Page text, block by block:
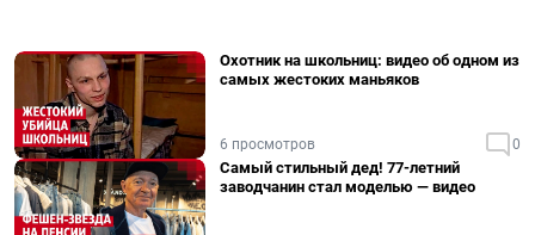
Охотник на школьниц: видео об одном из
самых жестоких маньяков
6 просмотров 0
Самый стильный дед! 77-летний
заводчанин стал моделью — видео